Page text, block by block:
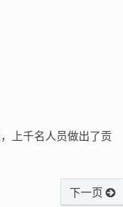
上千名人员做出了贡
下一页